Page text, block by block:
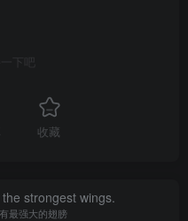
下吧
收藏
strongest wings.
最强大的翅膀